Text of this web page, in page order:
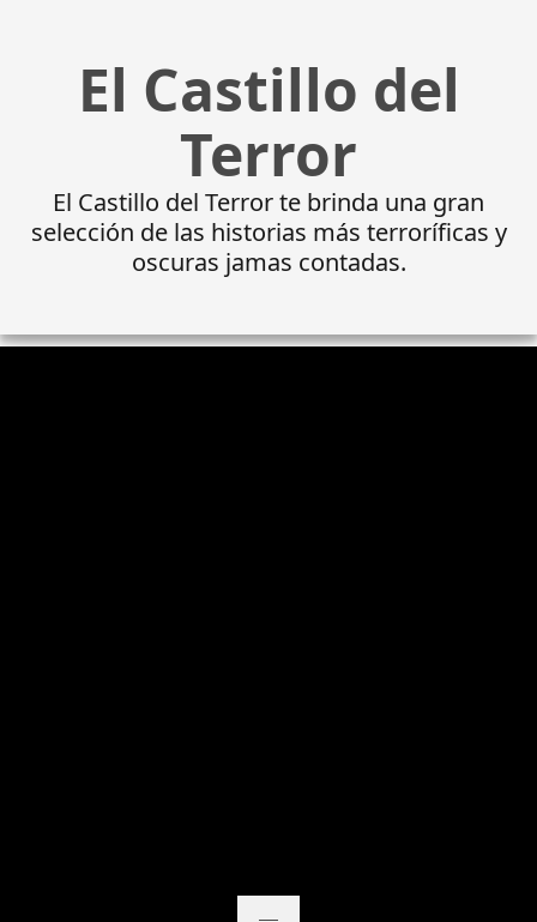
El Castillo del
Terror
El Castillo del Terror te brinda una gran
selección de las historias más terroríficas y
oscuras jamas contadas.